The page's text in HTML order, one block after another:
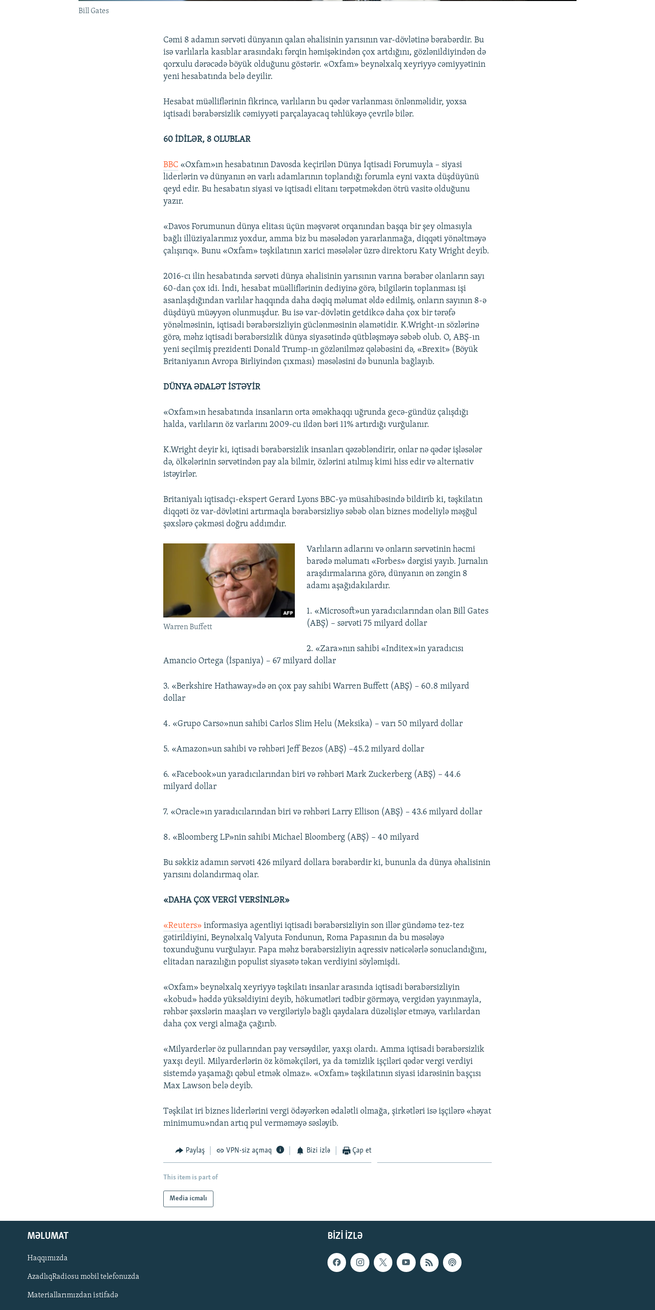
Bill Gates
Cəmi 8 adamın sərvəti dünyanın qalan əhalisinin yarısının var-dövlətinə bərabərdir. Bu
isə varlılarla kasıblar arasındakı fərqin həmişəkindən çox artdığını, gözlənildiyindən də
qorxulu dərəcədə böyük olduğunu göstərir. «Oxfam» beynəlxalq xeyriyyə cəmiyyətinin
yeni hesabatında belə deyilir.
Hesabat müəlliflərinin fikrincə, varlıların bu qədər varlanması önlənməlidir, yoxsa
iqtisadi bərabərsizlik cəmiyyəti parçalayacaq təhlükəyə çevrilə bilər.
60 İDİLƏR, 8 OLUBLAR
BBC «Oxfam»ın hesabatının Davosda keçirilən Dünya İqtisadi Forumuyla – siyasi
liderlərin və dünyanın ən varlı adamlarının toplandığı forumla eyni vaxta düşdüyünü
qeyd edir. Bu hesabatın siyasi və iqtisadi elitanı tərpətməkdən ötrü vasitə olduğunu
yazır.
«Davos Forumunun dünya elitası üçün məşvərət orqanından başqa bir şey olmasıyla
bağlı illüziyalarımız yoxdur, amma biz bu məsələdən yararlanmağa, diqqəti yönəltməyə
çalışırıq». Bunu «Oxfam» təşkilatının xarici məsələlər üzrə direktoru Katy Wright deyib.
2016-cı ilin hesabatında sərvəti dünya əhalisinin yarısının varına bərabər olanların sayı
60-dan çox idi. İndi, hesabat müəlliflərinin dediyinə görə, bilgilərin toplanması işi
asanlaşdığından varlılar haqqında daha dəqiq məlumat əldə edilmiş, onların sayının 8-ə
düşdüyü müəyyən olunmuşdur. Bu isə var-dövlətin getdikcə daha çox bir tərəfə
yönəlməsinin, iqtisadi bərabərsizliyin güclənməsinin əlamətidir. K.Wright-ın sözlərinə
görə, məhz iqtisadi bərabərsizlik dünya siyasətində qütbləşməyə səbəb olub. O, ABŞ-ın
yeni seçilmiş prezidenti Donald Trump-ın gözlənilməz qələbəsini də, «Brexit» (Böyük
Britaniyanın Avropa Birliyindən çıxması) məsələsini də bununla bağlayıb.
DÜNYA ƏDALƏT İSTƏYİR
«Oxfam»ın hesabatında insanların orta əməkhaqqı uğrunda gecə-gündüz çalışdığı
halda, varlıların öz varlarını 2009-cu ildən bəri 11% artırdığı vurğulanır.
K.Wright deyir ki, iqtisadi bərabərsizlik insanları qəzəbləndirir, onlar nə qədər işləsələr
də, ölkələrinin sərvətindən pay ala bilmir, özlərini atılmış kimi hiss edir və alternativ
istəyirlər.
Britaniyalı iqtisadçı-ekspert Gerard Lyons BBC-yə müsahibəsində bildirib ki, təşkilatın
diqqəti öz var-dövlətini artırmaqla bərabərsizliyə səbəb olan biznes modeliylə məşğul
şəxslərə çəkməsi doğru addımdır.
Warren Buffett
Varlıların adlarını və onların sərvətinin həcmi
barədə məlumatı «Forbes» dərgisi yayıb. Jurnalın
araşdırmalarına görə, dünyanın ən zəngin 8
adamı aşağıdakılardır.
1. «Microsoft»un yaradıcılarından olan Bill Gates
(ABŞ) – sərvəti 75 milyard dollar
2. «Zara»nın sahibi «Inditex»in yaradıcısı
Amancio Ortega (İspaniya) – 67 milyard dollar
3. «Berkshire Hathaway»də ən çox pay sahibi Warren Buffett (ABŞ) – 60.8 milyard
dollar
4. «Grupo Carso»nun sahibi Carlos Slim Helu (Meksika) – varı 50 milyard dollar
5. «Amazon»un sahibi və rəhbəri Jeff Bezos (ABŞ) –45.2 milyard dollar
6. «Facebook»un yaradıcılarından biri və rəhbəri Mark Zuckerberg (ABŞ) – 44.6
milyard dollar
7. «Oracle»ın yaradıcılarından biri və rəhbəri Larry Ellison (ABŞ) – 43.6 milyard dollar
8. «Bloomberg LP»nin sahibi Michael Bloomberg (ABŞ) – 40 milyard
Bu səkkiz adamın sərvəti 426 milyard dollara bərabərdir ki, bununla da dünya əhalisinin
yarısını dolandırmaq olar.
«DAHA ÇOX VERGİ VERSİNLƏR»
«Reuters» informasiya agentliyi iqtisadi bərabərsizliyin son illər gündəmə tez-tez
gətirildiyini, Beynəlxalq Valyuta Fondunun, Roma Papasının da bu məsələyə
toxunduğunu vurğulayır. Papa məhz bərabərsizliyin aqressiv nəticələrlə sonuclandığını,
elitadan narazılığın populist siyasətə təkan verdiyini söyləmişdi.
«Oxfam» beynəlxalq xeyriyyə təşkilatı insanlar arasında iqtisadi bərabərsizliyin
«kobud» həddə yüksəldiyini deyib, hökumətləri tədbir görməyə, vergidən yayınmayla,
rəhbər şəxslərin maaşları və vergiləriylə bağlı qaydalara düzəlişlər etməyə, varlılardan
daha çox vergi almağa çağırıb.
«Milyarderlər öz pullarından pay versəydilər, yaxşı olardı. Amma iqtisadi bərabərsizlik
yaxşı deyil. Milyarderlərin öz köməkçiləri, ya da təmizlik işçiləri qədər vergi verdiyi
sistemdə yaşamağı qəbul etmək olmaz». «Oxfam» təşkilatının siyasi idarəsinin başçısı
Max Lawson belə deyib.
Təşkilat iri biznes liderlərini vergi ödəyərkən ədalətli olmağa, şirkətləri isə işçilərə «həyat
minimumu»ndan artıq pul verməməyə səsləyib.
Paylaş VPN-siz açmaq Bizi izlə Çap et
This item is part of
Media icmalı
BIZI IZLƏ
MƏLUMAT
Haqqımızda
AzadlıqRadiosu mobil telefonuzda
Materiallarımızdan istifadə